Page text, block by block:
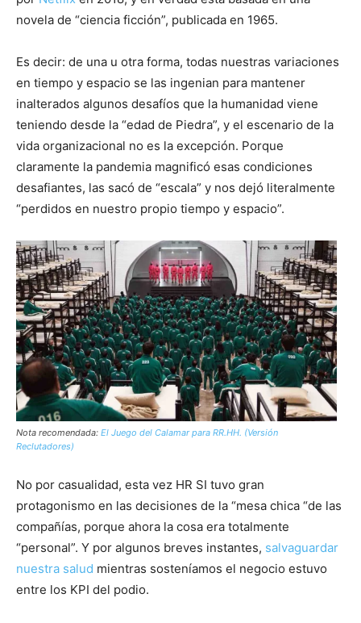
novela de “ciencia ficción”, publicada en 1965.
Es decir: de una u otra forma, todas nuestras variaciones
en tiempo y espacio se las ingenian para mantener
inalterados algunos desafíos que la humanidad viene
teniendo desde la “edad de Piedra”, y el escenario de la
vida organizacional no es la excepción. Porque
claramente la pandemia magnificó esas condiciones
desafiantes, las sacó de “escala” y nos dejó literalmente
“perdidos en nuestro propio tiempo y espacio”.
Nota recomendada: El Juego del Calamar para RR.HH. (Versión
Reclutadores)
No por casualidad, esta vez HR SI tuvo gran
protagonismo en las decisiones de la “mesa chica “de las
compañías, porque ahora la cosa era totalmente
“personal”. Y por algunos breves instantes, salvaguardar
nuestra salud mientras sosteníamos el negocio estuvo
entre los KPI del podio.